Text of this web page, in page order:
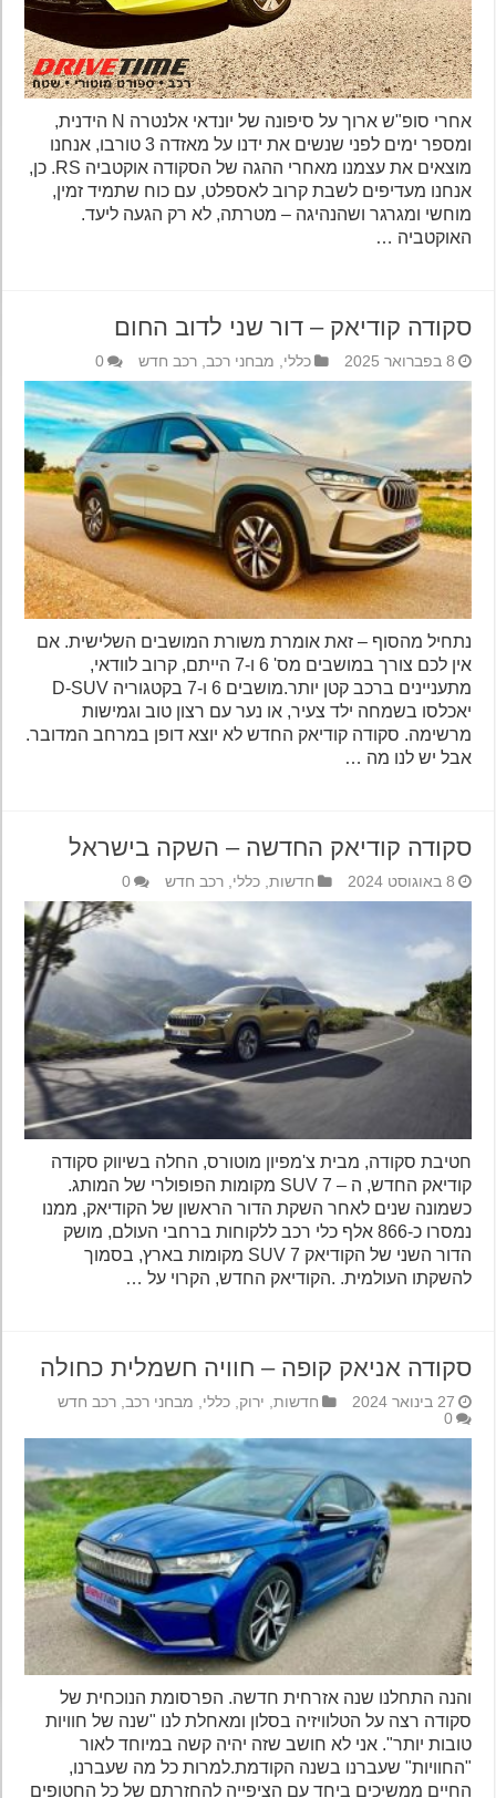
אחרי סופ"ש ארוך על סיפונה של יונדאי אלנטרה N הידנית,
ומספר ימים לפני שנשים את ידנו על מאזדה 3 טורבו, אנחנו
מוצאים את עצמנו מאחרי ההגה של הסקודה אוקטביה RS. כן,
אנחנו מעדיפים לשבת קרוב לאספלט, עם כוח שתמיד זמין,
מוחשי ומגרגר ושהנהיגה – מטרתה, לא רק הגעה ליעד.
האוקטביה …
סקודה קודיאק – דור שני לדוב החום
8 בפברואר 2025 כללי,מבחני רכב,רכב חדש 0
נתחיל מהסוף – זאת אומרת משורת המושבים השלישית. אם
אין לכם צורך במושבים מס' 6 ו-7 הייתם, קרוב לוודאי,
מתעניינים ברכב קטן יותר.מושבים 6 ו-7 בקטגוריה D-SUV
יאכלסו בשמחה ילד צעיר, או נער עם רצון טוב וגמישות
מרשימה. סקודה קודיאק החדש לא יוצא דופן במרחב המדובר.
אבל יש לנו מה …
סקודה קודיאק החדשה – השקה בישראל
8 באוגוסט 2024 חדשות,כללי,רכב חדש 0
חטיבת סקודה, מבית צ'מפיון מוטורס, החלה בשיווק סקודה
קודיאק החדש, ה – SUV 7 מקומות הפופולרי של המותג.
כשמונה שנים לאחר השקת הדור הראשון של הקודיאק, ממנו
נמסרו כ-866 אלף כלי רכב ללקוחות ברחבי העולם, מושק
הדור השני של הקודיאק SUV 7 מקומות בארץ, בסמוך
להשקתו העולמית. .הקודיאק החדש, הקרוי על …
סקודה אניאק קופה – חוויה חשמלית כחולה
27 בינואר 2024 חדשות,ירוק,כללי,מבחני רכב,רכב חדש
0
והנה התחלנו שנה אזרחית חדשה. הפרסומת הנוכחית של
סקודה רצה על הטלוויזיה בסלון ומאחלת לנו "שנה של חוויות
טובות יותר". אני לא חושב שזה יהיה קשה במיוחד לאור
"החוויות" שעברנו בשנה הקודמת.למרות כל מה שעברנו,
החיים ממשיכים ביחד עם הציפייה להחזרתם של כל החטופים